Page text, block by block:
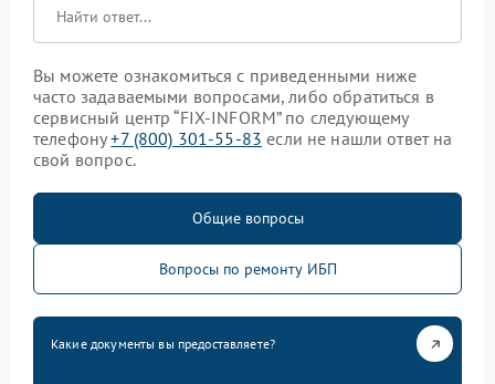
Вы можете ознакомиться с приведенными ниже
часто задаваемыми вопросами, либо обратиться в
сервисный центр “FIX-INFORM” по следующему
телефону+7 (800) 301-55-83 если не нашли ответ на
свой вопрос.
Общие вопросы
Вопросы по ремонту ИБП
Какие документы вы предоставляете?